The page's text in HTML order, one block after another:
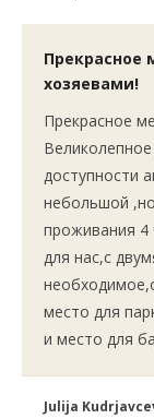
Прекрасное
хозяевами!
Прекрасное
доступности
небольшой
проживания
для нас,с
место для
и место для
Julija